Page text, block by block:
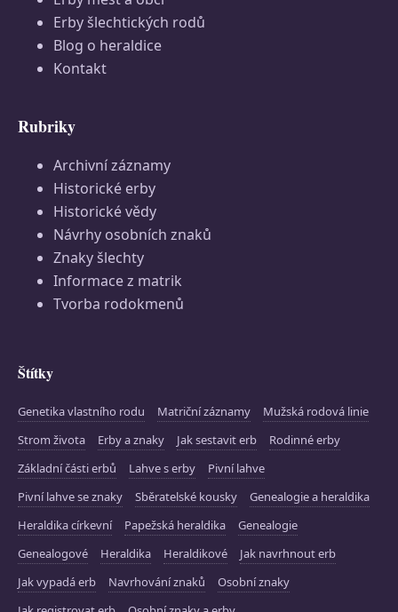
Erby šlechtických rodů
Blog o heraldice
Kontakt
Rubriky
Archivní záznamy
Historické erby
Historické vědy
Návrhy osobních znaků
Znaky šlechty
Informace z matrik
Tvorba rodokmenů
Štítky
Genetika vlastního rodu Matriční záznamy
Mužská rodová linie
Strom života
Erby a znaky Jak sestavit erb
Rodinné erby
Základní části erbů
Lahve s erby
Pivní lahve
Pivní lahve se znaky
Sběratelské kousky
Genealogie a heraldika
Heraldika církevní
Papežská heraldika
Genealogie
Genealogové
Heraldika Heraldikové
Jak navrhnout erb
Jak vypadá erb
Navrhování znaků
Osobní znaky